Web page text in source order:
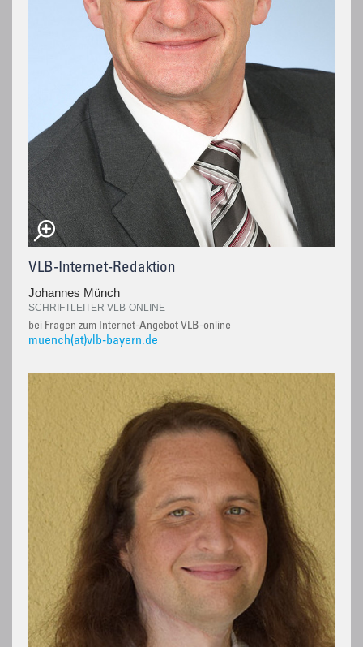
VLB-Internet-Redaktion
Johannes Münch
SCHRIFTLEITER VLB-ONLINE
bei Fragen zum Internet-Angebot VLB-online
muench(at)vlb-bayern.de